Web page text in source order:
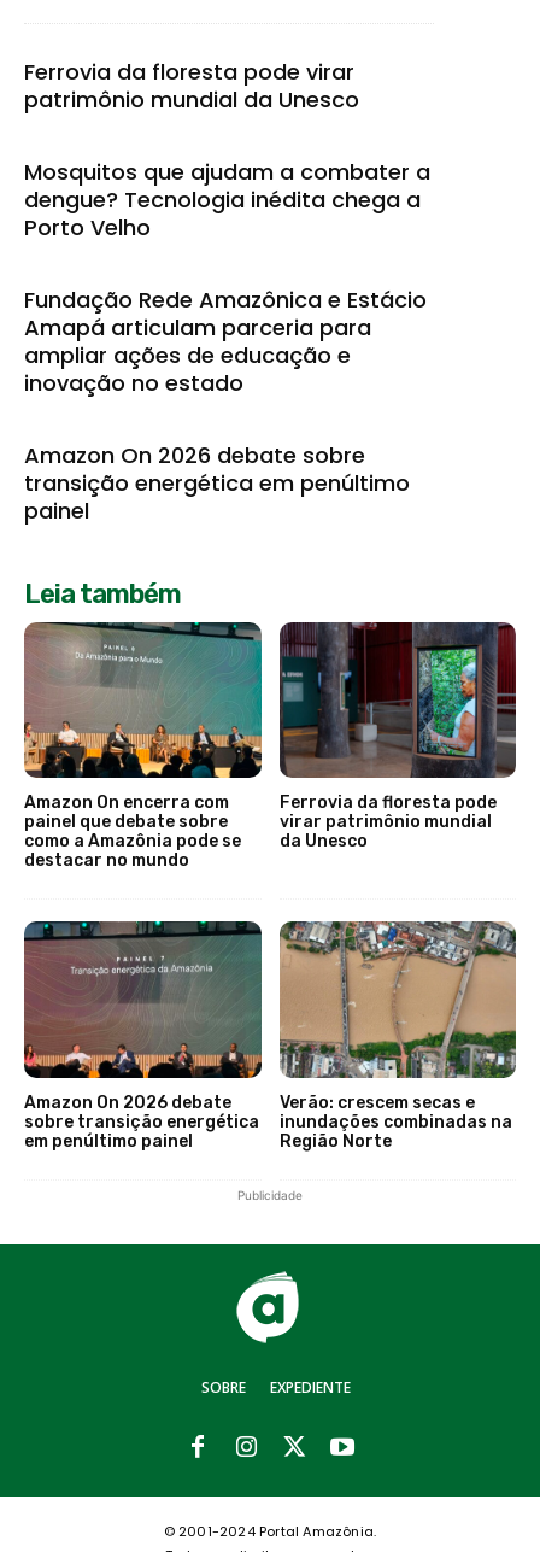
Ferrovia da floresta pode virar
patrimônio mundial da Unesco
Mosquitos que ajudam a combater a
dengue? Tecnologia inédita chega a
Porto Velho
Fundação Rede Amazônica e Estácio
Amapá articulam parceria para
ampliar ações de educação e
inovação no estado
Amazon On 2026 debate sobre
transição energética em penúltimo
painel
Leia também
Amazon On encerra com
painel que debate sobre
como a Amazônia pode se
destacar no mundo
Ferrovia da floresta pode
virar patrimônio mundial
da Unesco
Amazon On 2026 debate
sobre transição energética
em penúltimo painel
Verão: crescem secas e
inundações combinadas na
Região Norte
Publicidade
SOBRE EXPEDIENTE
© 2001-2024 Portal Amazônia.